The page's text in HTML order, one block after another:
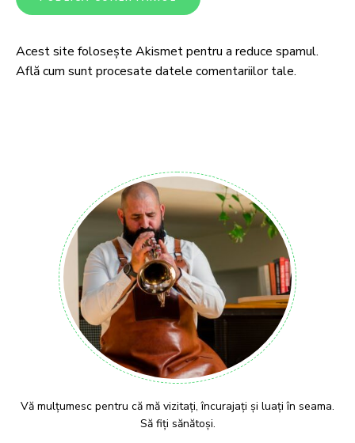
Acest site folosește Akismet pentru a reduce spamul.
Află cum sunt procesate datele comentariilor tale.
Vă mulțumesc pentru că mă vizitați, încurajați și luați în seama.
Să fiți sănătoși.